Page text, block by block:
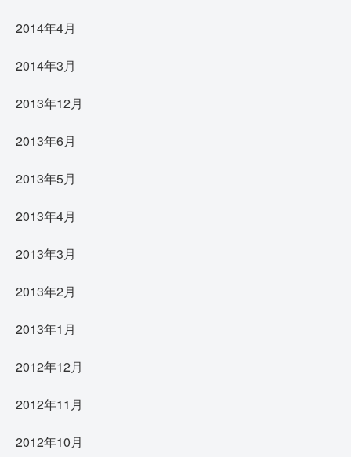
2014年4月
2014年3月
2013年12月
2013年6月
2013年5月
2013年4月
2013年3月
2013年2月
2013年1月
2012年12月
2012年11月
2012年10月